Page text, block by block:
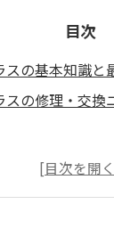
目次
スの基本知識と
スの修理・交換
保険活用・賢い